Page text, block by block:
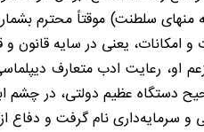
منهای سلطنت) موقتاً محترم
امکانات، یعنی در سایه قانون و
او، رعایت ادب متعارف
دستگاه عظیم دولتی، در چشم
و سرمایه‌داری نام گرفت و